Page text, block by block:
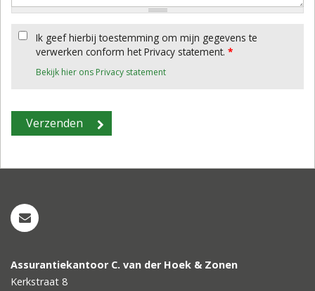
Ik geef hierbij toestemming om mijn gegevens te
verwerken conform het Privacy statement. *
Bekijk hier ons Privacy statement
Assurantiekantoor C. van der Hoek & Zonen
Kerkstraat 8